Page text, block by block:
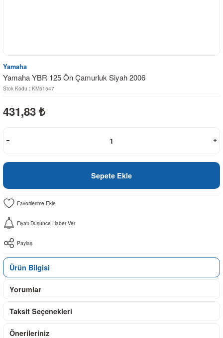
Yamaha
Yamaha YBR 125 Ön Çamurluk Siyah 2006
Stok Kodu : KM51547
431,83 ₺
Sepete Ekle
Fiyatı Düşünce Haber Ver
Paylaş
Ürün Bilgisi
Yorumlar
Taksit Seçenekleri
Önerileriniz